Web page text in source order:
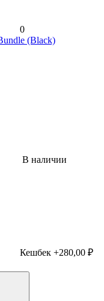
0
(Black)
В наличии
Кешбек +280,00 ₽